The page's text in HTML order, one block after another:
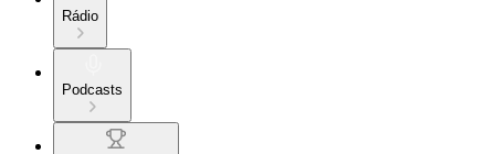
Rádio
Podcasts